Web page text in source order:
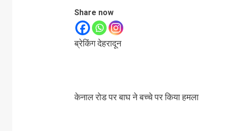
Share now
ब्रेकिंग देहरादून
केनाल रोड पर बाघ ने बच्चे पर किया हमला